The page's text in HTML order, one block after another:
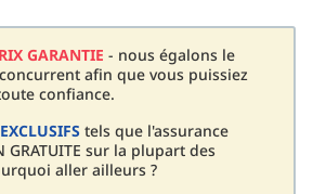
GARANTIE - nous égalons le
afin que vous puissiez
confiance.
tels que l'assurance
GRATUITE sur la plupart des
aller ailleurs ?